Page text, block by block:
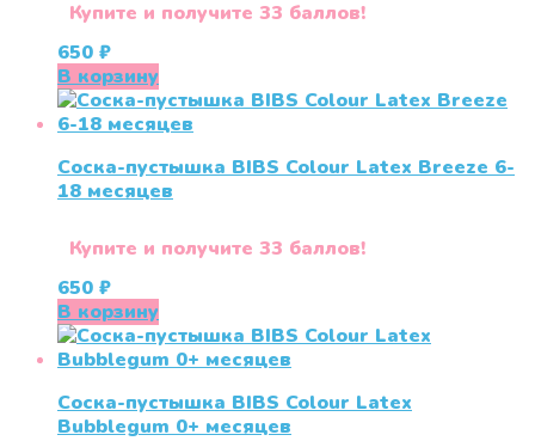
Купите и получите 33 баллов!
650 ₽
В корзину
Соска-пустышка BIBS Colour Latex Breeze 6-
18 меcяцев
Купите и получите 33 баллов!
650 ₽
В корзину
Соска-пустышка BIBS Colour Latex
Bubblegum 0+ меcяцев